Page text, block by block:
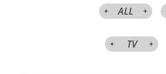
ALL
TV